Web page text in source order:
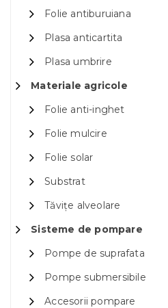
Folie antiburuiana
Plasa anticartita
Plasa umbrire
Materiale agricole
Folie anti-inghet
Folie mulcire
Folie solar
Substrat
Tăvițe alveolare
Sisteme de pompare
Pompe de suprafata
Pompe submersibile
Accesorii pompare